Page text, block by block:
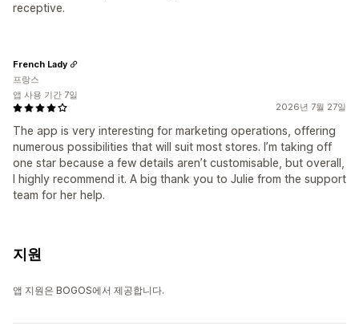
receptive.
2026년 7월 27일
The app is very interesting for marketing operations, offering
numerous possibilities that will suit most stores. I’m taking off
one star because a few details aren’t customisable, but overall,
I highly recommend it. A big thank you to Julie from the support
team for her help.
French Lady
프랑스
앱 사용 기간 7일
지원
앱 지원은 BOGOS에서 제공합니다.